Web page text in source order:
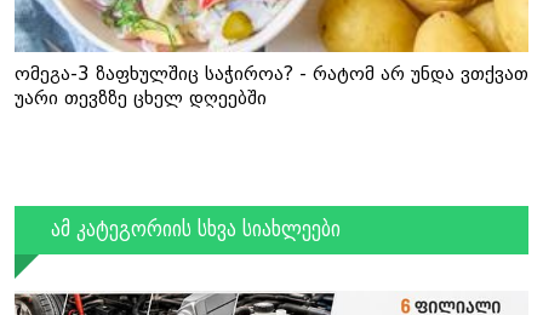
ომეგა-3 ზაფხულშიც საჭიროა? - რატომ არ უნდა ვთქვათ
უარი თევზზე ცხელ დღეებში
ამ კატეგორიის სხვა სიახლეები